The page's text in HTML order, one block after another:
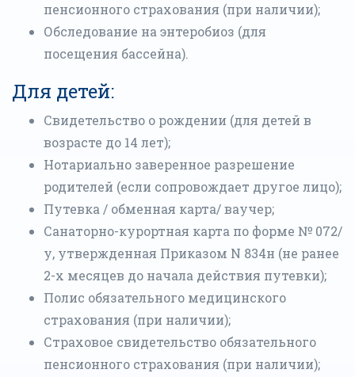
пенсионного страхования (при наличии);
Обследование на энтеробиоз (для
посещения бассейна).
Для детей:
Свидетельство о рождении (для детей в
возрасте до 14 лет);
Нотариально заверенное разрешение
родителей (если сопровождает другое лицо);
Путевка / обменная карта/ ваучер;
Санаторно-курортная карта по форме № 072/
у, утвержденная Приказом N 834н (не ранее
2-х месяцев до начала действия путевки);
Полис обязательного медицинского
страхования (при наличии);
Страховое свидетельство обязательного
пенсионного страхования (при наличии);